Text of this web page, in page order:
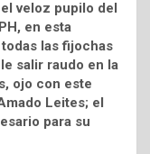
veloz pupilo del
en esta
las fijochas
salir raudo en la
ojo con este
Leites; el
para su